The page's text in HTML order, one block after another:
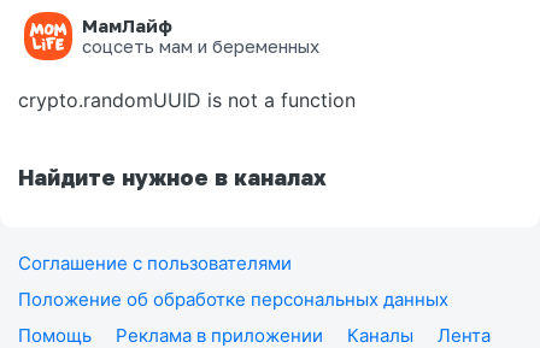
МамЛайф
соцсеть мам и беременных
Ошибка на странице
crypto.randomUUID is not a function
Найдите нужное в каналах
Соглашение с пользователями
Положение об обработке персональных данных
Помощь
Реклама в приложении Каналы
Лента